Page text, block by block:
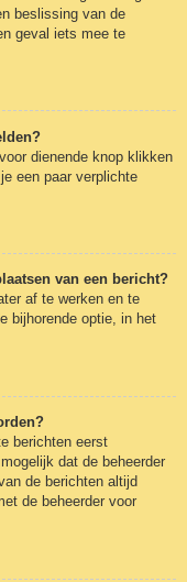
beslissing van de
geval iets mee te
dienende knop klikken
een paar verplichte
van een bericht?
af te werken en te
bijhorende optie, in het
berichten eerst
dat de beheerder
de berichten altijd
de beheerder voor